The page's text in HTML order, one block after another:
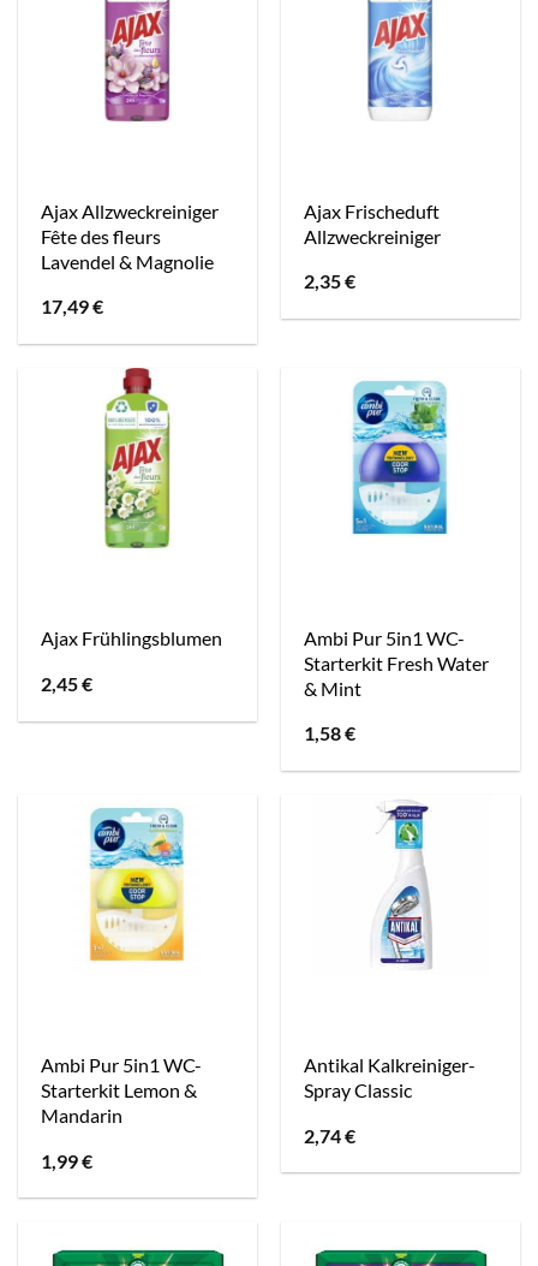
Ajax Allzweckreiniger
Fête des fleurs
Lavendel & Magnolie
17,49€
Ajax Frischeduft
Allzweckreiniger
2,35€
Ajax Frühlingsblumen
2,45€
Ambi Pur 5in1 WC-
Starterkit Fresh Water
& Mint
1,58€
Ambi Pur 5in1 WC-
Starterkit Lemon &
Mandarin
1,99€
Antikal Kalkreiniger-
Spray Classic
2,74€